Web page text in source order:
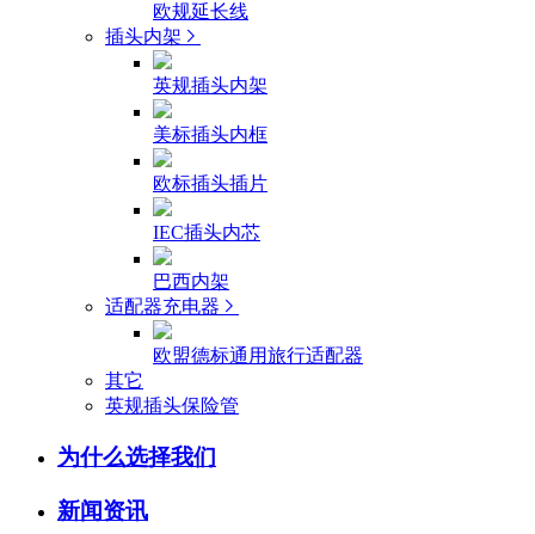
欧规延长线
插头内架
英规插头内架
美标插头内框
欧标插头插片
IEC插头内芯
巴西内架
适配器充电器
欧盟德标通用旅行适配器
其它
英规插头保险管
为什么选择我们
新闻资讯